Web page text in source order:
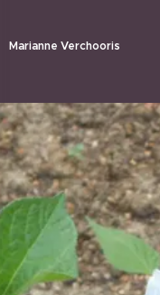
Marianne Verchooris